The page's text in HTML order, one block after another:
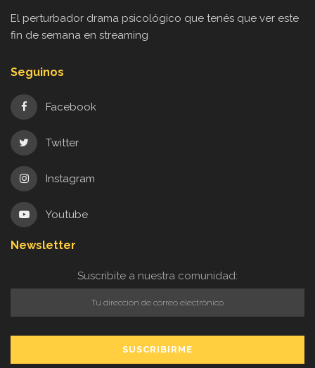
El perturbador drama psicológico que tenés que ver este
fin de semana en streaming
Seguinos
Facebook
Twitter
Instagram
Youtube
Newsletter
Suscribite a nuestra comunidad: